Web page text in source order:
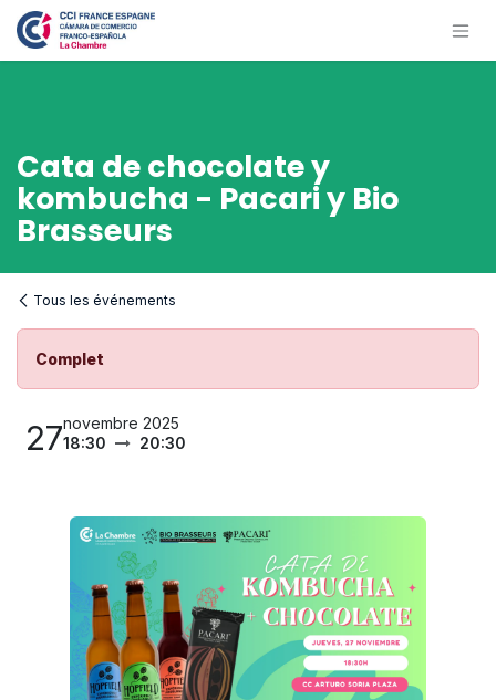
Se rendre au contenu
Cata de chocolate y
kombucha - Pacari y Bio
Brasseurs
Tous les événements
Complet
27novembre 2025
18:30
20:30